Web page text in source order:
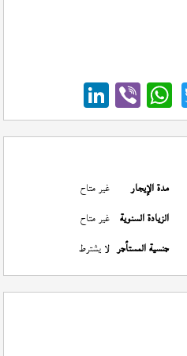
مدة الإيجار
غير متاح
الزيادة السنوية غير متاح
جنسية المستأجر لا يشترط